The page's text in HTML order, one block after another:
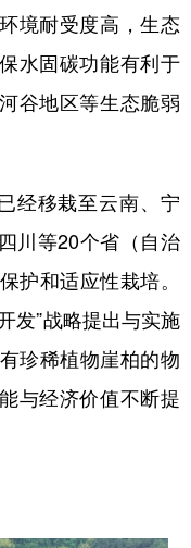
境耐受度高，生态
水固碳功能有利于
谷地区等生态脆弱
移栽至云南、宁
川等20个省（自治
护和适应性栽培。
发”战略提出与实施
珍稀植物崖柏的物
与经济价值不断提